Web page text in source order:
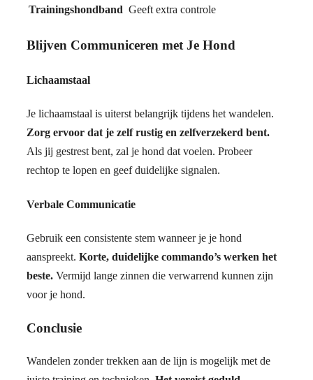
Trainingshondband Geeft extra controle
Blijven Communiceren met Je Hond
Lichaamstaal
Je lichaamstaal is uiterst belangrijk tijdens het wandelen.
Zorg ervoor dat je zelf rustig en zelfverzekerd bent.
Als jij gestrest bent, zal je hond dat voelen. Probeer
rechtop te lopen en geef duidelijke signalen.
Verbale Communicatie
Gebruik een consistente stem wanneer je je hond
aanspreekt. Korte, duidelijke commando’s werken het
beste. Vermijd lange zinnen die verwarrend kunnen zijn
voor je hond.
Conclusie
Wandelen zonder trekken aan de lijn is mogelijk met de